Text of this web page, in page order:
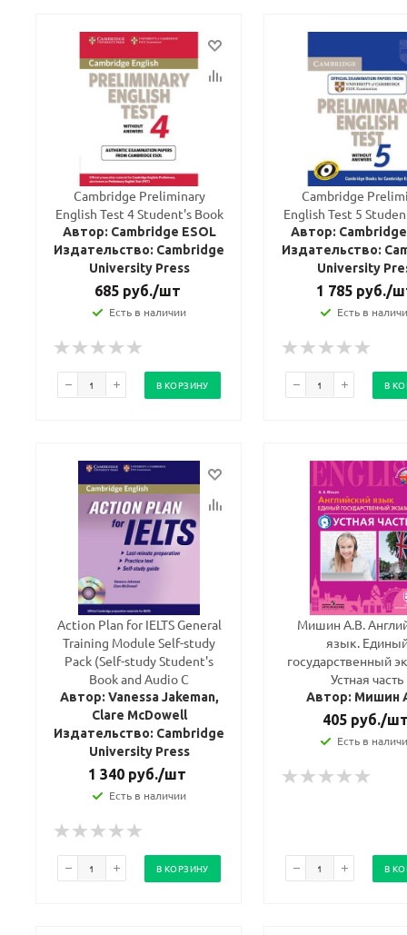
Cambridge Preliminary
English Test 4 Student's Book
Автор: Cambridge ESOL
Издательство: Cambridge
University Press
685руб./шт
Есть в наличии
В КОРЗИНУ
Cambridge
English Test 5
Автор: Cambridge
Издательство:
University
1 785 руб./
Есть в
В
Action Plan for IELTS General
Training Module Self-study
Pack (Self-study Student's
Book and Audio C
Автор: Vanessa Jakeman,
Clare McDowell
Издательство: Cambridge
University Press
1 340 руб./шт
Есть в наличии
В КОРЗИНУ
Мишин А.В.
язык.
государственный
Устная часть
Автор: Мишин
405руб./
Есть в
В